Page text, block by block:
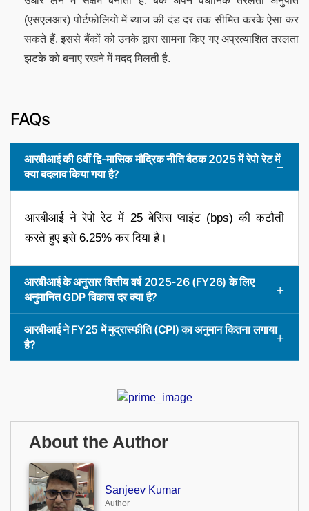
(एसएलआर) पोर्टफोलियो में ब्याज की दंड दर तक सीमित करके ऐसा कर
सकते हैं. इससे बैंकों को उनके द्वारा सामना किए गए अप्रत्याशित तरलता
झटके को बनाए रखने में मदद मिलती है.
FAQs
आरबीआई की 6वीं द्वि-मासिक मौद्रिक नीति बैठक 2025 में रेपो रेट में
क्या बदलाव किया गया है?
आरबीआई ने रेपो रेट में 25 बेसिस प्वाइंट (bps) की कटौती
करते हुए इसे 6.25% कर दिया है।
आरबीआई के अनुसार वित्तीय वर्ष 2025-26 (FY26) के लिए
अनुमानित GDP विकास दर क्या है?
आरबीआई ने FY25 में मुद्रास्फीति (CPI) का अनुमान कितना लगाया
है?
About the Author
Sanjeev Kumar
Author